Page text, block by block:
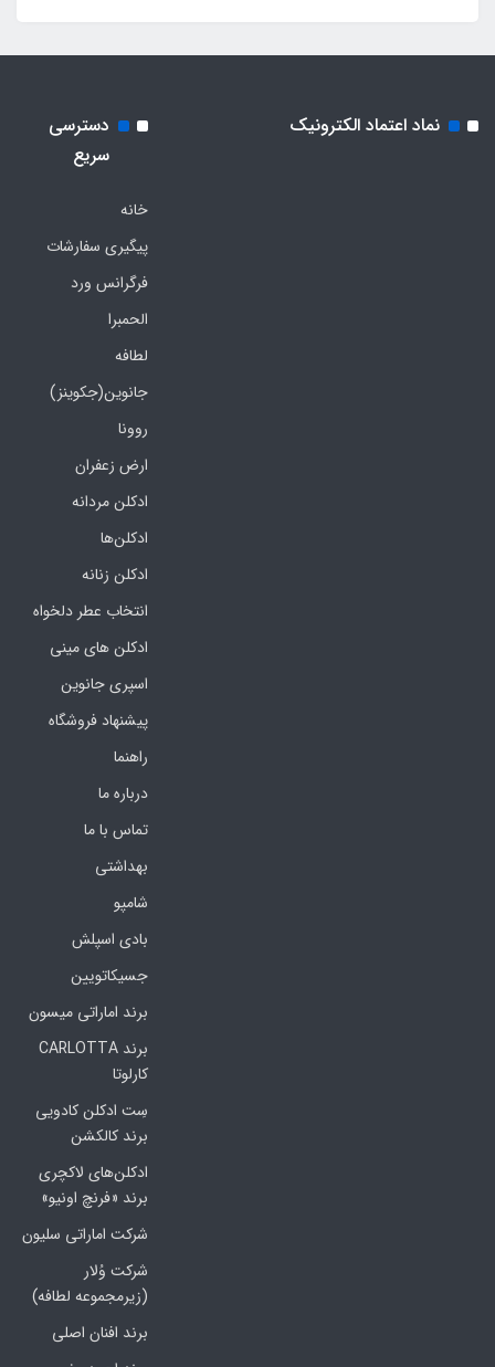
نماد اعتماد الکترونیک
دسترسی
سریع
خانه
پیگیری سفارشات
فرگرانس ورد
الحمبرا
لطافه
جانوین(جکوینز)
روونا
ارض زعفران
ادکلن مردانه
ادکلن‌ها
ادکلن زنانه
انتخاب عطر دلخواه
ادکلن های مینی
اسپری جانوین
پیشنهاد فروشگاه
راهنما
درباره ما
تماس با ما
بهداشتی
شامپو
بادی اسپلش
جسیکاتویین
برند اماراتی میسون
برند CARLOTTA
کارلوتا
سِت ادکلن کادویی
برند کالکشن
ادکلن‌های لاکچری
برند «فرنچ اونیو»
شرکت اماراتی سلیون
شرکت وُلار
(زیرمجموعه لطافه)
برند افنان اصلی